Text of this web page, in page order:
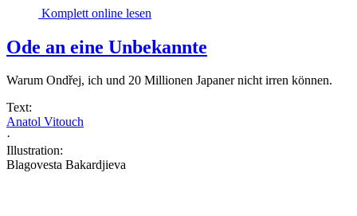
Komplett online lesen
Ode an eine Unbekannte
Warum Ondřej, ich und 20 Millionen Japaner nicht irren können.
Text:
Anatol Vitouch
·
Illustration:
Blagovesta Bakardjieva